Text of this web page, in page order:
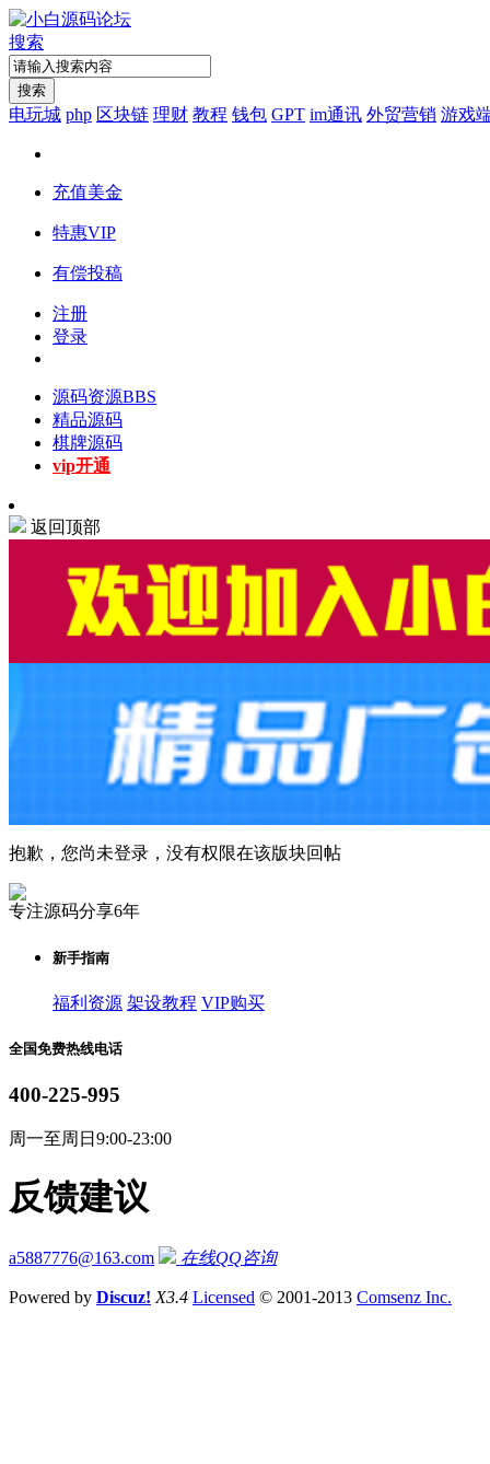
搜索
搜索
电玩城 php 区块链 理财 教程 钱包 GPT im通讯 外贸营销 游戏
充值美金
特惠VIP
有偿投稿
注册
登录
源码资源BBS
精品源码
棋牌源码
vip开通
返回顶部
抱歉，您尚未登录，没有权限在该版块回帖
专注源码分享6年
新手指南
福利资源 架设教程 VIP购买
全国免费热线电话
400-225-995
周一至周日9:00-23:00
反馈建议
a5887776@163.com 在线QQ咨询
Powered by Discuz! X3.4 Licensed © 2001-2013 Comsenz Inc.